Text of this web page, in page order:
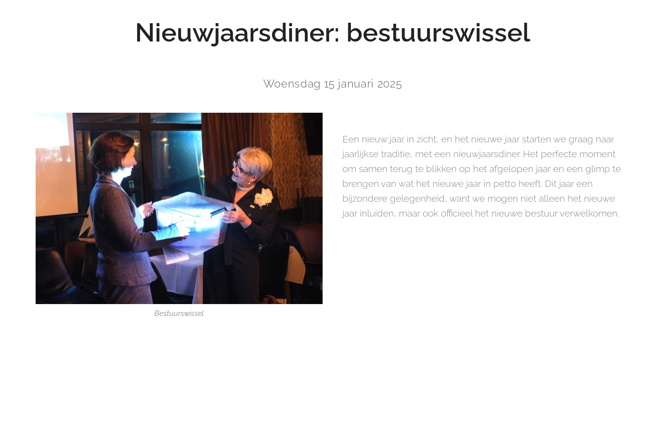
Nieuwjaarsdiner: bestuurswissel
Woensdag 15 januari 2025
Bestuurswissel
Een nieuw jaar in zicht, en het nieuwe jaar starten we graag naar
jaarlijkse traditie, met een nieuwjaarsdiner. Het perfecte moment
om samen terug te blikken op het afgelopen jaar en een glimp te
brengen van wat het nieuwe jaar in petto heeft. Dit jaar een
bijzondere gelegenheid, want we mogen niet alleen het nieuwe
jaar inluiden, maar ook officieel het nieuwe bestuur verwelkomen.